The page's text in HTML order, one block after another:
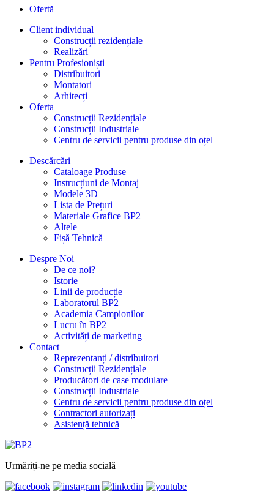
Ofertă
Client individual
Construcții rezidențiale
Realizări
Pentru Profesioniști
Distribuitori
Montatori
Arhitecți
Oferta
Construcții Rezidențiale
Construcții Industriale
Centru de servicii pentru produse din oțel
Descărcări
Cataloage Produse
Instrucțiuni de Montaj
Modele 3D
Lista de Prețuri
Materiale Grafice BP2
Altele
Fișă Tehnică
Despre Noi
De ce noi?
Istorie
Linii de producție
Laboratorul BP2
Academia Campionilor
Lucru în BP2
Activități de marketing
Contact
Reprezentanți / distribuitori
Construcții Rezidențiale
Producători de case modulare
Construcții Industriale
Centru de servicii pentru produse din oțel
Contractori autorizați
Asistență tehnică
Urmăriți-ne pe media socială